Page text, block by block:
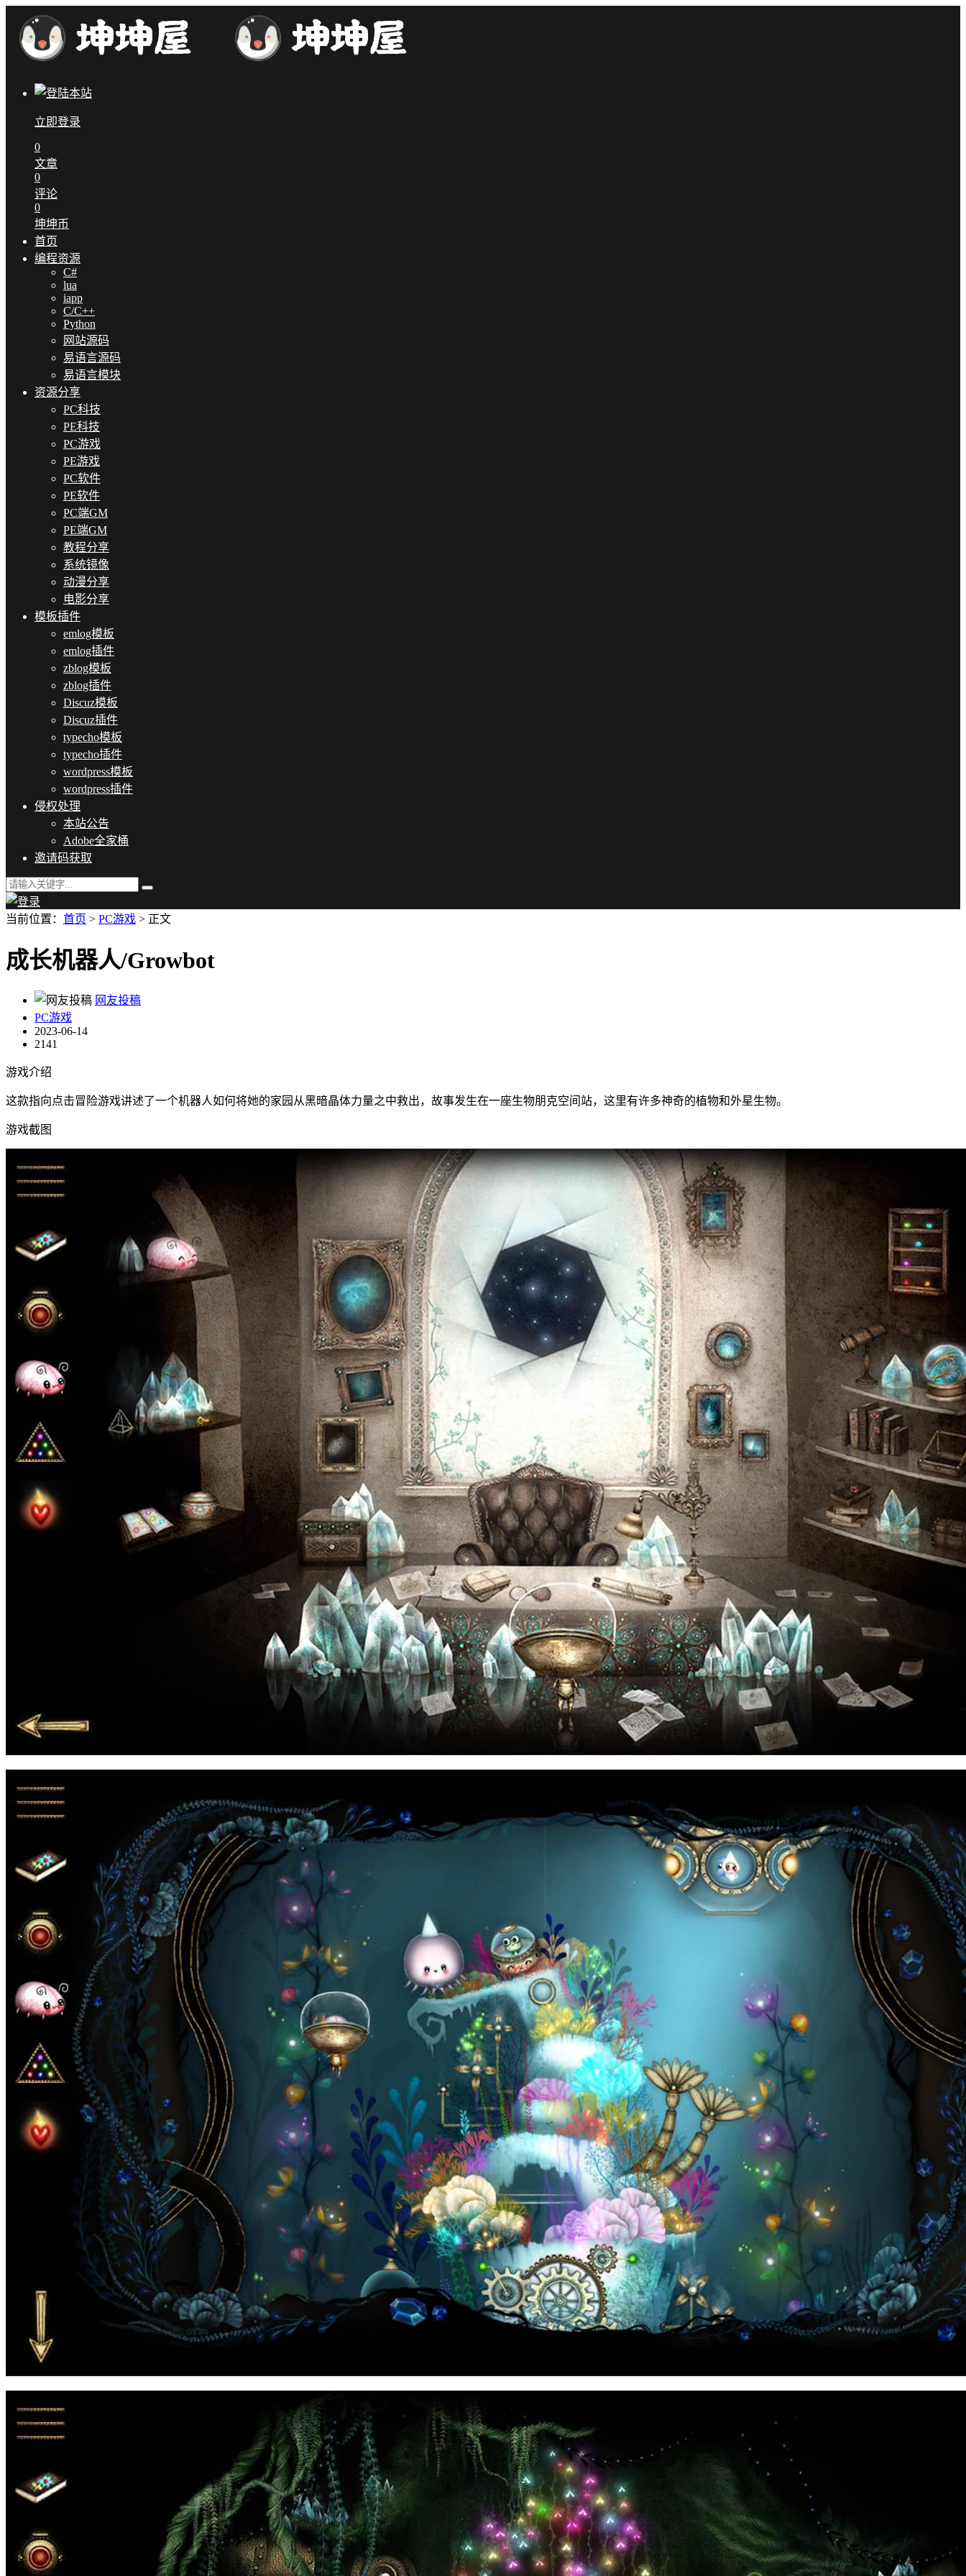
立即登录
0
文章
0
评论
0
坤坤币
首页
编程资源
C#
lua
iapp
C/C++
Python
网站源码
易语言源码
易语言模块
资源分享
PC科技
PE科技
PC游戏
PE游戏
PC软件
PE软件
PC端GM
PE端GM
教程分享
系统镜像
动漫分享
电影分享
模板插件
emlog模板
emlog插件
zblog模板
zblog插件
Discuz模板
Discuz插件
typecho模板
typecho插件
wordpress模板
wordpress插件
侵权处理
本站公告
Adobe全家桶
邀请码获取
当前位置： 首页 > PC游戏 > 正文
成长机器人/Growbot
网友投稿
PC游戏
2023-06-14
2141
游戏介绍
这款指向点击冒险游戏讲述了一个机器人如何将她的家园从黑暗晶体力量之中救出，故事发生在一座生物朋克空间站，这里有许多神奇的植物和外星生物。
游戏截图